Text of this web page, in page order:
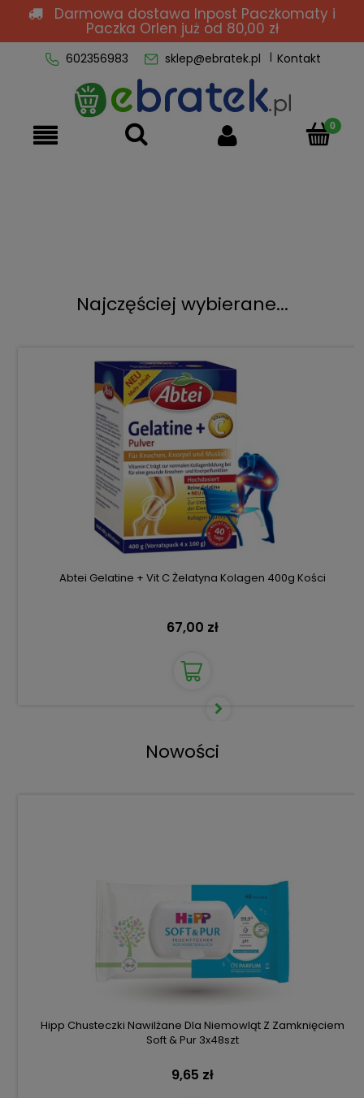
Darmowa dostawa Inpost Paczkomaty i
Paczka Orlen już od 80,00 zł
602356983 sklep@ebratek.pl Kontakt
Najczęściej wybierane...
Abtei Gelatine + Vit C Żelatyna Kolagen 400g Kości
67,00 zł
Nowości
Hipp Chusteczki Nawilżane Dla Niemowląt Z Zamknięciem
Soft & Pur 3x48szt
9,65 zł